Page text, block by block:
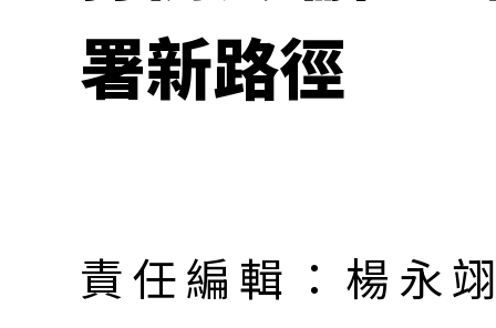
署新路徑
責任編輯：楊永